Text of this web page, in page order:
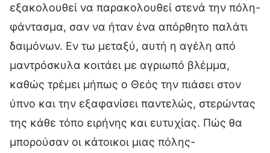
εξακολουθεί να παρακολουθεί στενά την πόλη-
φάντασμα, σαν να ήταν ένα απόρθητο παλάτι
δαιμόνων. Εν τω μεταξύ, αυτή η αγέλη από
μαντρόσκυλα κοιτάει με αγριωπό βλέμμα,
καθώς τρέμει μήπως ο Θεός την πιάσει στον
ύπνο και την εξαφανίσει παντελώς, στερώντας
της κάθε τόπο ειρήνης και ευτυχίας. Πώς θα
μπορούσαν οι κάτοικοι μιας πόλης-